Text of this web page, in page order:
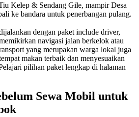
Kelep & Sendang Gile, mampir Desa
ke bandara untuk penerbangan pulang.
dengan paket include driver,
navigasi jalan berkelok atau
yang merupakan warga lokal juga
makan terbaik dan menyesuaikan
pilihan paket lengkap di halaman
Sewa Mobil untuk